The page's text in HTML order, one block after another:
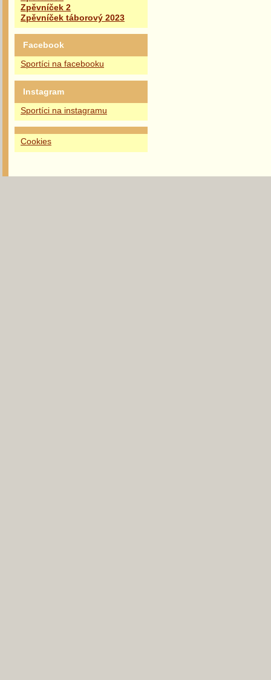
Zpěvníček 2
Zpěvníček táborový 2023
Facebook
Sportíci na facebooku
Instagram
Sportíci na instagramu
Cookies